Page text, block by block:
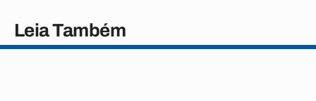
Leia Também